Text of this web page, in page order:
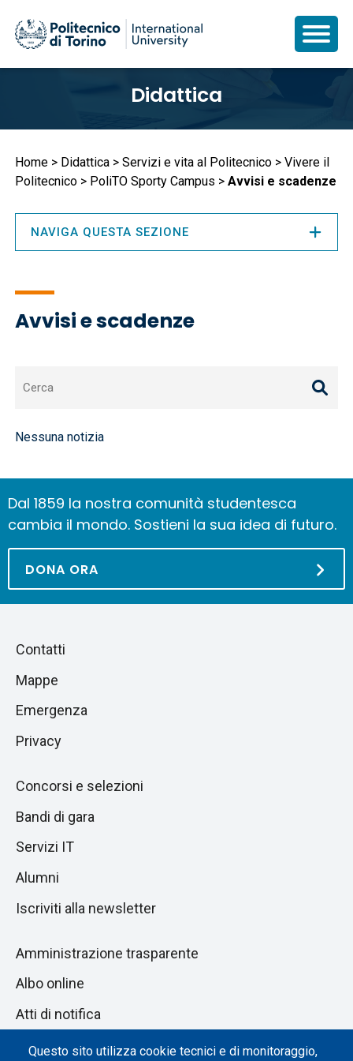
principale
Didattica
Briciole
di
pane
Home Didattica Servizi e vita al Politecnico
Vivere il
Politecnico
PoliTO Sporty Campus Avvisi e scadenze
Avvisi e scadenze
Nessuna notizia
Questo sito utilizza cookie tecnici e di monitoraggio,
NAVIGA QUESTA SEZIONE
Dal 1859 la nostra comunità studentesca
cambia il mondo. Sostieni la sua idea di futuro.
DONA ORA
Salta
sezione
Piè
di
pagina
Contatti
Mappe
Emergenza
Privacy
Concorsi e selezioni
Bandi di gara
Servizi IT
Alumni
Iscriviti alla newsletter
Amministrazione trasparente
Albo online
Atti di notifica
Dichiarazione di accessibilità